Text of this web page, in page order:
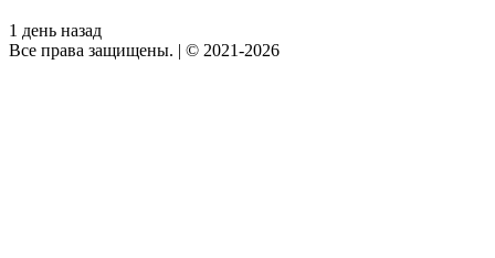
1 день назад
Все права защищены. | © 2021-2026